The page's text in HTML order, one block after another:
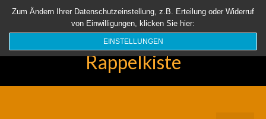
Startseite Aktuell Über uns Unsere Rappelkiste Länder
Suchen
Rappelkiste
Zum Ändern Ihrer Datenschutzeinstellung, z.B. Erteilung oder Widerruf
von Einwilligungen, klicken Sie hier:
EINSTELLUNGEN